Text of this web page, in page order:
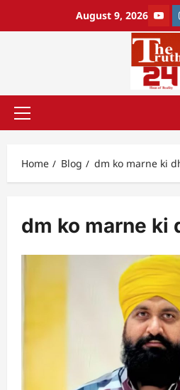
August 9, 2026
Home Blog dm ko marne ki
dm ko marne ki